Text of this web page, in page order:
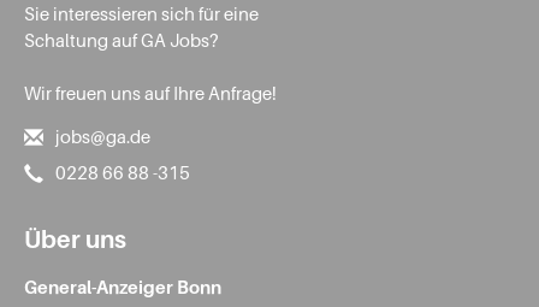
Sie interessieren sich für eine
Schaltung auf GA Jobs?
Wir freuen uns auf Ihre Anfrage!
jobs@ga.de
0228 66 88 -315
Über uns
General-Anzeiger Bonn